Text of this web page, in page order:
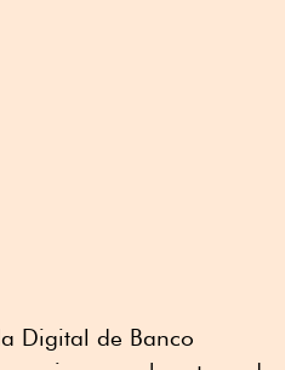
Digital de Banco